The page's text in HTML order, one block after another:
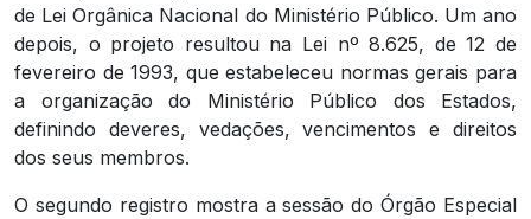
de Lei Orgânica Nacional do Ministério Público. Um ano
depois, o projeto resultou na Lei nº 8.625, de 12 de
fevereiro de 1993, que estabeleceu normas gerais para
a organização do Ministério Público dos Estados,
definindo deveres, vedações, vencimentos e direitos
dos seus membros.
O segundo registro mostra a sessão do Órgão Especial